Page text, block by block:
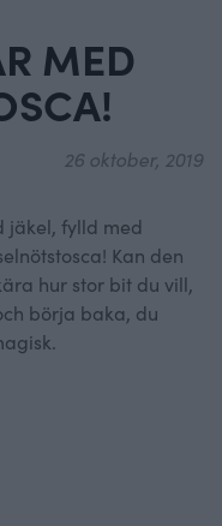
MED
26 oktober, 2019
jäkel, fylld med
Kan den
hur stor bit du vill,
börja baka, du